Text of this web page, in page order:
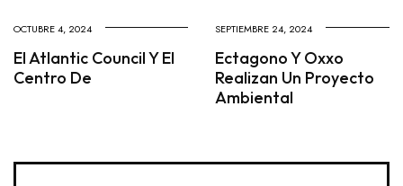
OCTUBRE 4, 2024
El Atlantic Council Y El
Centro De
SEPTIEMBRE 24, 2024
Ectagono Y Oxxo
Realizan Un Proyecto
Ambiental